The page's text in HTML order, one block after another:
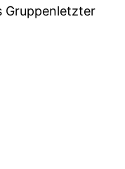
Gruppenletzter